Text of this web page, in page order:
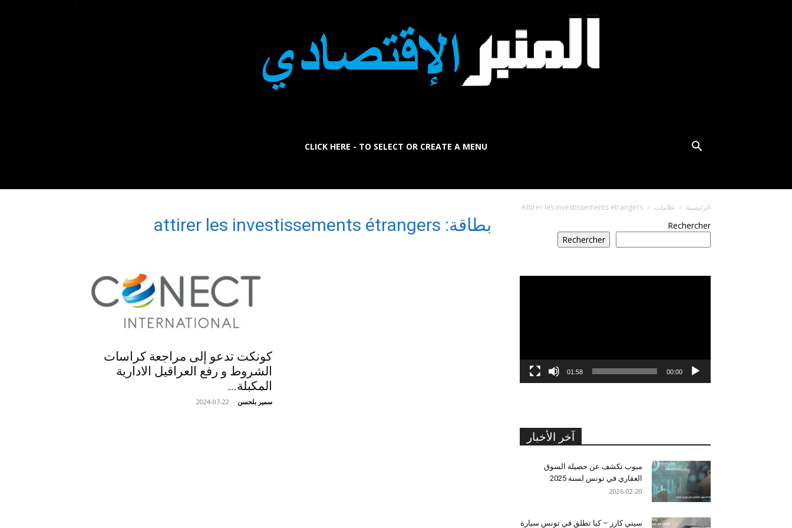
CLICK HERE - TO SELECT OR CREATE A MENU
الرئيسية علامات Attirer les investissements étrangers
بطاقة: attirer les investissements étrangers
كونكت تدعو إلى مراجعة كراسات
الشروط و رفع العراقيل الادارية
المكبلة...
سمير بلحسن -
2024-07-22
Rechercher
Rechercher
00:00
01:58
آخر الأخبار
مبوب تكشف عن حصيلة السوق
العقاري في تونس لسنة 2025
2026-02-20
سيتي كارز – كيا تطلق في تونس سيارة